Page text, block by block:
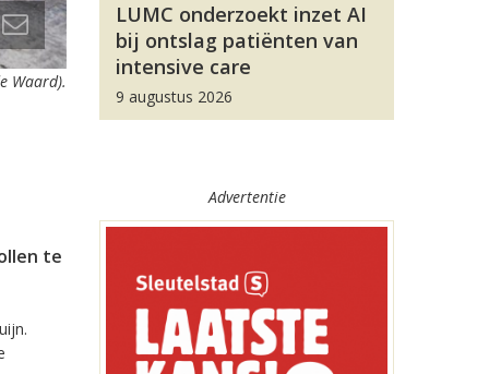
Waard).
te
LUMC onderzoekt inzet AI
bij ontslag patiënten van
intensive care
9 augustus 2026
Advertentie